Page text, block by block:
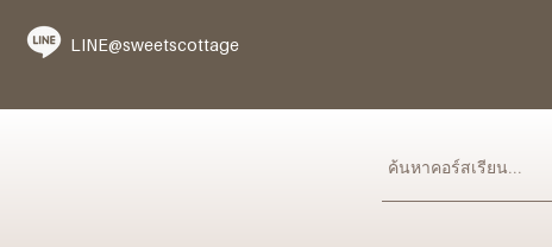
LINE@sweetscottage